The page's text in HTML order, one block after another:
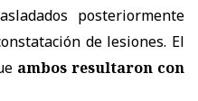
posteriormente
de lesiones. El
ambos resultaron con